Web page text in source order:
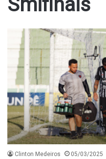
Clinton Medeiros 05/03/2025